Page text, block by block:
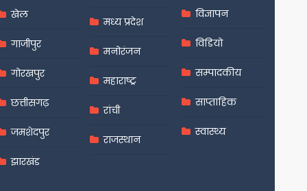
खेल
गाजीपुर
गोरखपुर
छत्तीसगढ़
जमशेदपुर
झारखंड
मध्य प्रदेश
मनोरंजन
महाराष्ट्र
रांची
राजस्थान
विज्ञापन
विडियो
सम्पादकीय
साप्ताहिक
स्वास्थ्य